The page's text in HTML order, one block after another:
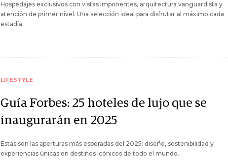
Hospedajes exclusivos con vistas imponentes, arquitectura vanguardista y
atención de primer nivel. Una selección ideal para disfrutar al máximo cada
estadía.
LIFESTYLE
Guía Forbes: 25 hoteles de lujo que se
inaugurarán en 2025
Estas son las aperturas más esperadas del 2025: diseño, sostenibilidad y
experiencias únicas en destinos icónicos de todo el mundo.